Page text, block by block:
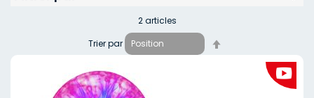
2articles
Trier par
décroissant